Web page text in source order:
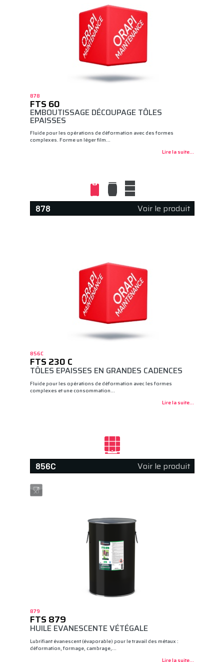
878
FTS 60
EMBOUTISSAGE DÉCOUPAGE TÔLES
EPAISSES
Fluide pour les opérations de déformation avec des formes
complexes. Forme un léger film…
Lire la suite...
878 Voir le produit
856C
FTS 230 C
TÔLES EPAISSES EN GRANDES CADENCES
Fluide pour les opérations de déformation avec les formes
complexes et une consommation…
Lire la suite...
856C Voir le produit
879
FTS 879
HUILE EVANESCENTE VÉTÉGALE
Lubrifiant évanescent (évaporable) pour le travail des métaux :
déformation, formage, cambrage,…
Lire la suite...